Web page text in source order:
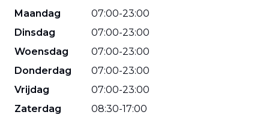
Maandag 07:00-23:00
Dinsdag
07:00-23:00
Woensdag
07:00-23:00
Donderdag
07:00-23:00
Vrijdag
07:00-23:00
Zaterdag
08:30-17:00